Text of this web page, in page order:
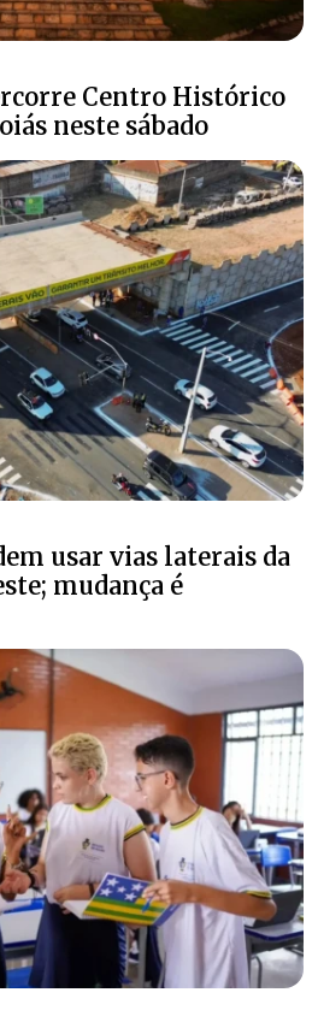
Centro Histórico
neste sábado
usar vias laterais da
mudança é